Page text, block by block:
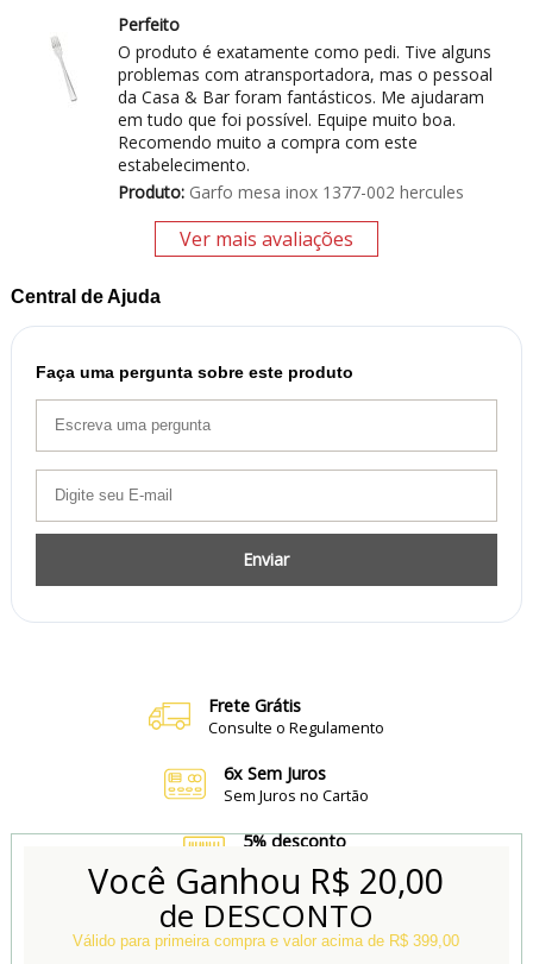
Perfeito
O produto é exatamente como pedi. Tive alguns
problemas com atransportadora, mas o pessoal
da Casa & Bar foram fantásticos. Me ajudaram
em tudo que foi possível. Equipe muito boa.
Recomendo muito a compra com este
estabelecimento.
Produto:Garfo mesa inox 1377-002 hercules
Ver mais avaliações
Central de Ajuda
Faça uma pergunta sobre este produto
Enviar
Frete Grátis
Consulte o Regulamento
6x Sem Juros
Sem Juros no Cartão
5% desconto
no Boleto e Pix
Conheça também
Nossa Loja Física
Você Ganhou R$ 20,00
de DESCONTO
Válido para primeira compra e valor acima de R$ 399,00